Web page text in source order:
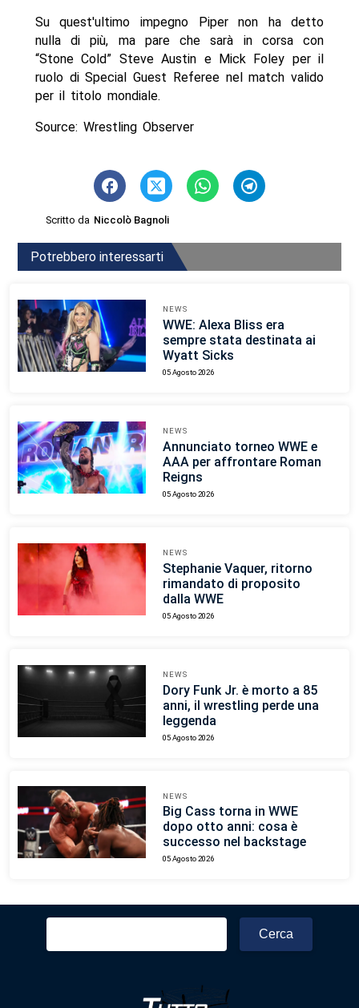
Su quest'ultimo impegno Piper non ha detto
nulla di più, ma pare che sarà in corsa con
“Stone Cold” Steve Austin e Mick Foley per il
ruolo di Special Guest Referee nel match valido
per il titolo mondiale.
Source: Wrestling Observer
Scritto da Niccolò Bagnoli
Potrebbero interessarti
NEWS
WWE: Alexa Bliss era
sempre stata destinata ai
Wyatt Sicks
05 Agosto 2026
NEWS
Annunciato torneo WWE e
AAA per affrontare Roman
Reigns
05 Agosto 2026
NEWS
Stephanie Vaquer, ritorno
rimandato di proposito
dalla WWE
05 Agosto 2026
NEWS
Dory Funk Jr. è morto a 85
anni, il wrestling perde una
leggenda
05 Agosto 2026
NEWS
Big Cass torna in WWE
dopo otto anni: cosa è
successo nel backstage
05 Agosto 2026